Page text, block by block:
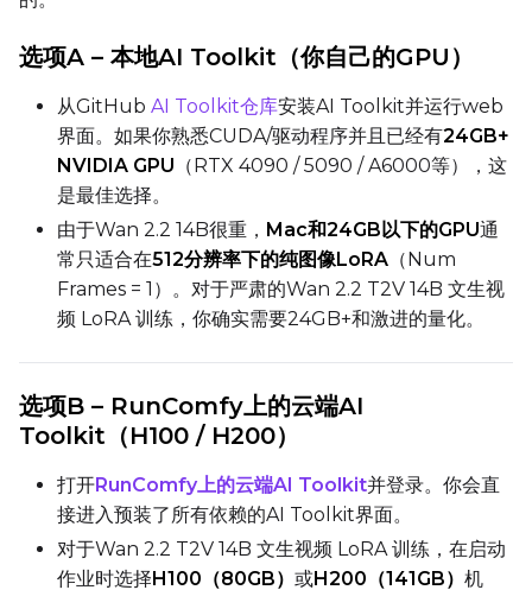
ToggleDifferential
Differential Output
Other
ToggleContrastive
Contrastive Guidance
VALIDATION
ADVANCED
You have no
The Target Dataset
come back here.
选项A – 本地AI Toolkit（你自己的GPU）
从GitHub AI Toolkit仓库安装AI Toolkit并运行web
界面。如果你熟悉CUDA/驱动程序并且已经有24GB+
NVIDIA GPU （RTX 4090 / 5090 / A6000等），这
是最佳选择。
由于Wan 2.2 14B很重， Mac和24GB以下的GPU通
常只适合在512分辨率下的纯图像LoRA （Num
Frames = 1）。对于严肃的Wan 2.2 T2V 14B 文生视
频 LoRA 训练，你确实需要24GB+和激进的量化。
选项B – RunComfy上的云端AI
Toolkit（H100 / H200）
打开RunComfy上的云端AI Toolkit并登录。你会直
接进入预装了所有依赖的AI Toolkit界面。
对于Wan 2.2 T2V 14B 文生视频 LoRA 训练，在启动
作业时选择H100（80GB） 或H200（141GB） 机